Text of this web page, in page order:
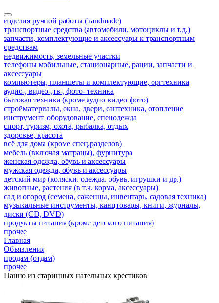
изделия ручной работы (handmade)
транспортные средства (автомобили, мотоциклы и т.д.)
запчасти, комплектующие и аксессуары к транспортным
средствам
недвижимость, земельные участки
телефоны мобильные, стационарные, рации, запчасти и
аксессуары
компьютеры, планшеты и комплектующие, оргтехника
аудио-, видео-,тв-, фото- техника
бытовая техника (кроме аудио-видео-фото)
стройматериалы, окна, двери, сантехника, отопление
инструмент, оборудование, спецодежда
спорт, туризм, охота, рыбалка, отдых
здоровье, красота
всё для дома (кроме спец.разделов)
мебель (включая матрацы), фурнитура
женская одежда, обувь и аксессуары
мужская одежда, обувь и аксессуары
детский мир (коляски, одежда, обувь, игрушки и др.)
животные, растения (в т.ч. корма, аксессуары)
сад и огород (семена, саженцы, инвентарь, садовая техника)
музыкальные инструменты, канцтовары, книги, журналы,
диски (CD, DVD)
продукты питания (кроме детского питания)
прочее
Главная
Объявления
продам (отдам)
прочее
Панно из старинных нательных крестиков